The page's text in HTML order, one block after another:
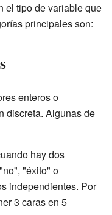
el tipo de variable que
principales son:
enteros o
discreta. Algunas de
hay dos
"éxito" o
independientes. Por
3 caras en 5